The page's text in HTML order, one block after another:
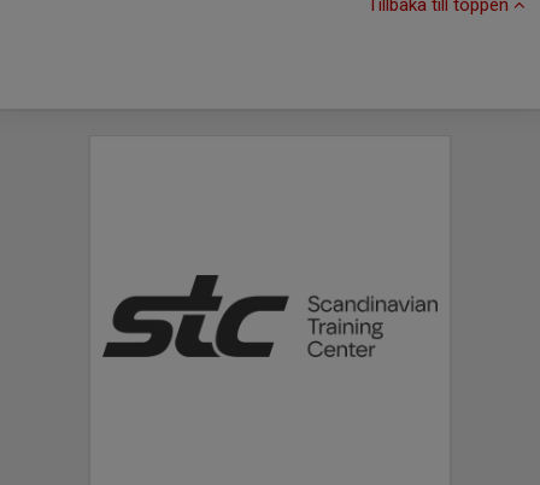
Tillbaka till toppen